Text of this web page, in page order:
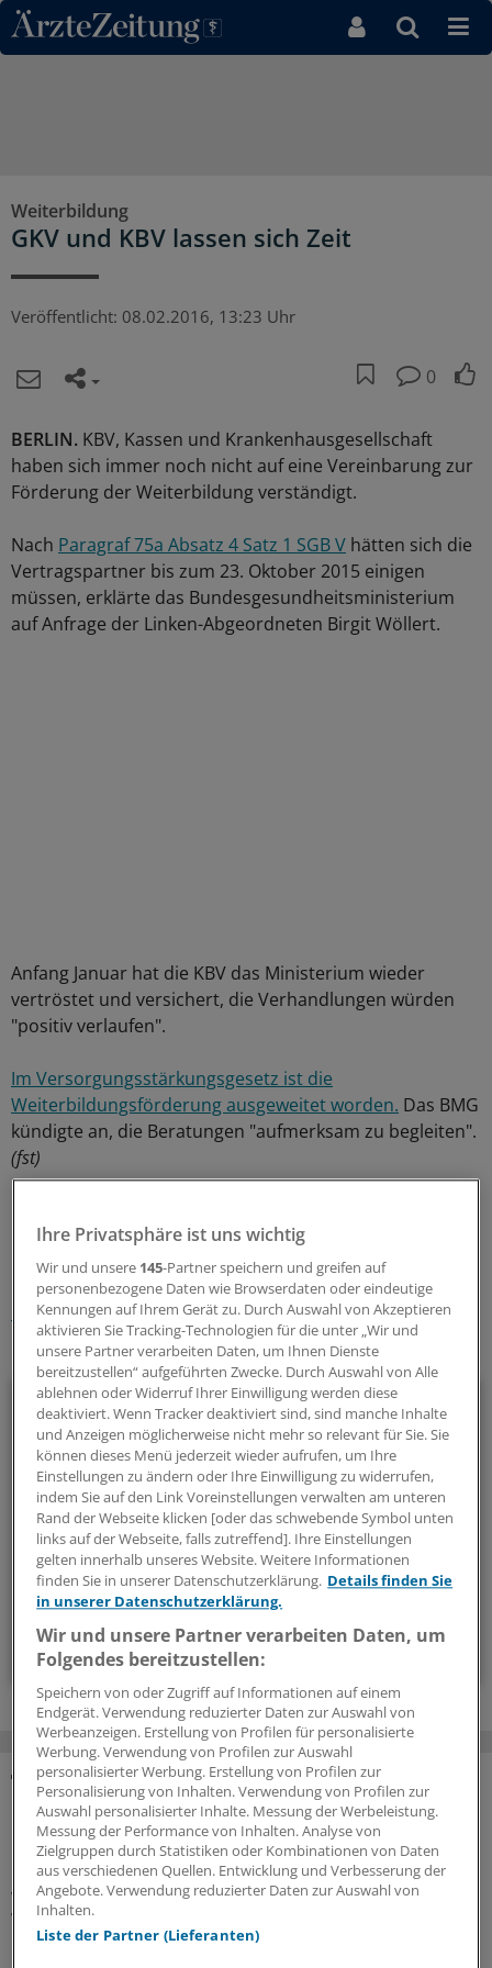
Direkt zum Inhaltsbereich
Weiterbildung
GKV und KBV lassen sich Zeit
Veröffentlicht: 08.02.2016, 13:23 Uhr
0
BERLIN. KBV, Kassen und Krankenhausgesellschaft
haben sich immer noch nicht auf eine Vereinbarung zur
Förderung der Weiterbildung verständigt.
Nach Paragraf 75a Absatz 4 Satz 1 SGB V hätten sich die
Vertragspartner bis zum 23. Oktober 2015 einigen
müssen, erklärte das Bundesgesundheitsministerium
auf Anfrage der Linken-Abgeordneten Birgit Wöllert.
Anfang Januar hat die KBV das Ministerium wieder
vertröstet und versichert, die Verhandlungen würden
"positiv verlaufen".
Im Versorgungsstärkungsgesetz ist die
Weiterbildungsförderung ausgeweitet worden. Das BMG
kündigte an, die Beratungen "aufmerksam zu begleiten".
(fst)
Schlagworte:
Krankenkassen Berufspolitik Weiterbildung
Ihr Newsletter zum Thema
Politik & Debatte
Mit diesem Newsletter blicken Sie hinter das tägliche
Geschehen in der Gesundheitspolitik. Mit Analysen,
Hintergründen und einem Blick auf Themen, die die Agenda
bestimmen.
14-tägig, donnerstags
Zum Abonnieren bitte anmelden
MEHR ZUM THEMA
Präventionsoffensive
Gesundheitsrechtler Thomas Schlegel: „Krankheit
wirkt wie eine stille Rezession im Inneren der
Wirtschaft“
Ihre Privatsphäre ist uns wichtig
Wir und unsere 145-Partner speichern und greifen auf
personenbezogene Daten wie Browserdaten oder eindeutige
Kennungen auf Ihrem Gerät zu. Durch Auswahl von Akzeptieren
aktivieren Sie Tracking-Technologien für die unter „Wir und
unsere Partner verarbeiten Daten, um Ihnen Dienste
bereitzustellen“ aufgeführten Zwecke. Durch Auswahl von Alle
ablehnen oder Widerruf Ihrer Einwilligung werden diese
deaktiviert. Wenn Tracker deaktiviert sind, sind manche Inhalte
und Anzeigen möglicherweise nicht mehr so relevant für Sie. Sie
können dieses Menü jederzeit wieder aufrufen, um Ihre
Einstellungen zu ändern oder Ihre Einwilligung zu widerrufen,
indem Sie auf den Link Voreinstellungen verwalten am unteren
Rand der Webseite klicken [oder das schwebende Symbol unten
links auf der Webseite, falls zutreffend]. Ihre Einstellungen
gelten innerhalb unseres Website. Weitere Informationen
finden Sie in unserer Datenschutzerklärung. Details finden Sie
in unserer Datenschutzerklärung.
Wir und unsere Partner verarbeiten Daten, um
Folgendes bereitzustellen:
Speichern von oder Zugriff auf Informationen auf einem
Endgerät. Verwendung reduzierter Daten zur Auswahl von
Werbeanzeigen. Erstellung von Profilen für personalisierte
Werbung. Verwendung von Profilen zur Auswahl
personalisierter Werbung. Erstellung von Profilen zur
Personalisierung von Inhalten. Verwendung von Profilen zur
Auswahl personalisierter Inhalte. Messung der Werbeleistung.
Messung der Performance von Inhalten. Analyse von
Zielgruppen durch Statistiken oder Kombinationen von Daten
aus verschiedenen Quellen. Entwicklung und Verbesserung der
Angebote. Verwendung reduzierter Daten zur Auswahl von
Inhalten.
Liste der Partner (Lieferanten)